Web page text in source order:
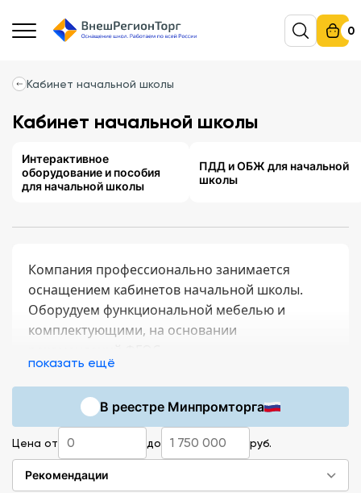
0
Кабинет начальной школы
Кабинет начальной школы
Интерактивное
оборудование и пособия
для начальной школы
ПДД и ОБЖ для начальной
школы
Компания профессионально занимается
оснащением кабинетов начальной школы.
Оборудуем функциональной мебелью и
комплектующими, на основании
показать ещё
В реестре Минпромторга
Цена от до руб.
Рекомендации